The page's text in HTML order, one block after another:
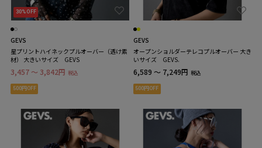
30%OFF
GEVS
星プリントハイネックプルオーバー（透け素
材） 大きいサイズ GEVS
3,457 ～ 3,842円 税込
500円OFF
GEVS
オープンショルダーテレコプルオーバー 大き
いサイズ GEVS.
6,589 ～ 7,249円 税込
500円OFF